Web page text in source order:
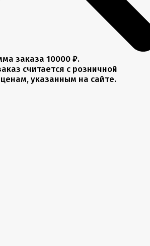
заказа 10000 ₽.
считается с розничной
указанным на сайте.